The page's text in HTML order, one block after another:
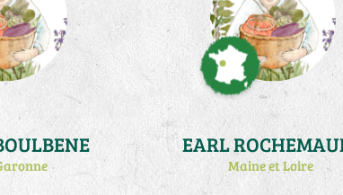
EARL
Maine et Loire